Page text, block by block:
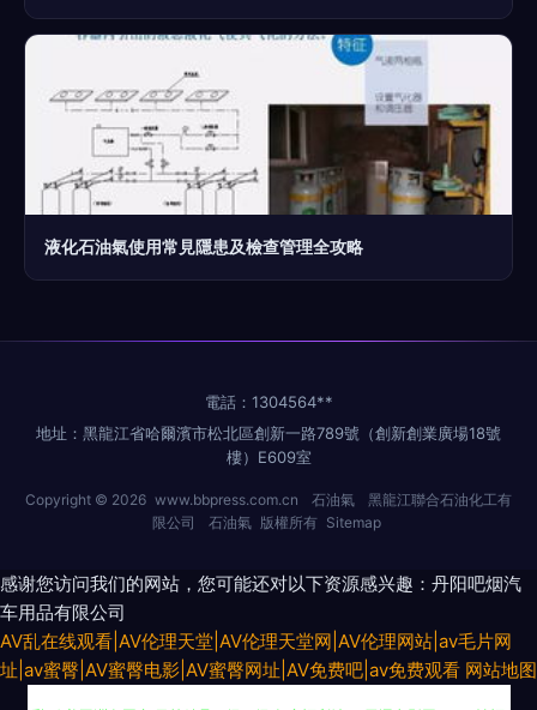
液化石油氣使用常見隱患及檢查管理全攻略
電話：1304564**
地址：黑龍江省哈爾濱市松北區創新一路789號（創新創業廣場18號
樓）E609室
Copyright © 2026 www.bbpress.com.cn 石油氣
黑龍江聯合石油化工有
限公司
石油氣 版權所有 Sitemap
感谢您访问我们的网站，您可能还对以下资源感兴趣：丹阳吧烟汽
车用品有限公司
AV乱在线观看|AV伦理天堂|AV伦理天堂网|AV伦理网站|av毛片网
址|av蜜臀|AV蜜臀电影|AV蜜臀网址|AV免费吧|av免费观看 网站地图